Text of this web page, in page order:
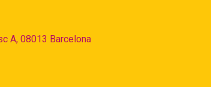
A, 08013 Barcelona